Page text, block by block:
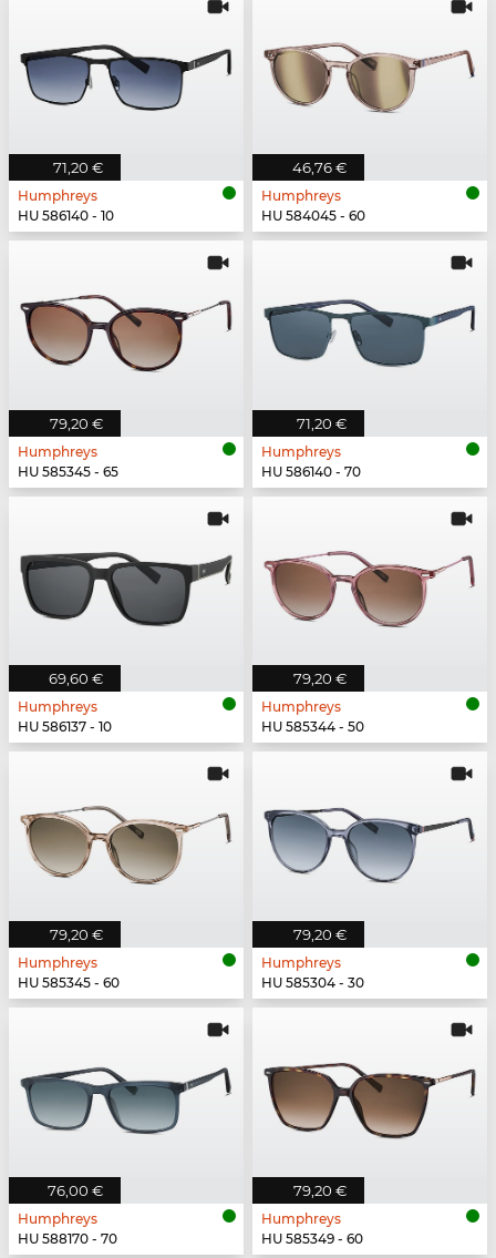
71,20 €
Humphreys
HU 586140 - 10
46,76 €
Humphreys
HU 584045 - 60
79,20 €
Humphreys
HU 585345 - 65
71,20 €
Humphreys
HU 586140 - 70
69,60 €
Humphreys
HU 586137 - 10
79,20 €
Humphreys
HU 585344 - 50
79,20 €
Humphreys
HU 585345 - 60
79,20 €
Humphreys
HU 585304 - 30
76,00 €
Humphreys
HU 588170 - 70
79,20 €
Humphreys
HU 585349 - 60